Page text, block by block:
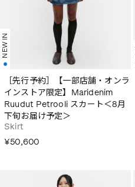
NEW IN
［先行予約］【一部店舗・オンラ
インストア限定】Maridenim
Ruudut Petrooli スカート＜8月
下旬お届け予定＞
Skirt
¥50,600